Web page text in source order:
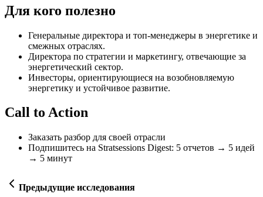
Для кого полезно
Генеральные директора и топ-менеджеры в энергетике и
смежных отраслях.
Директора по стратегии и маркетингу, отвечающие за
энергетический сектор.
Инвесторы, ориентирующиеся на возобновляемую
энергетику и устойчивое развитие.
Call to Action
Заказать разбор для своей отрасли
Подпишитесь на Stratsessions Digest: 5 отчетов → 5 идей
→ 5 минут
Предыдущие исследования